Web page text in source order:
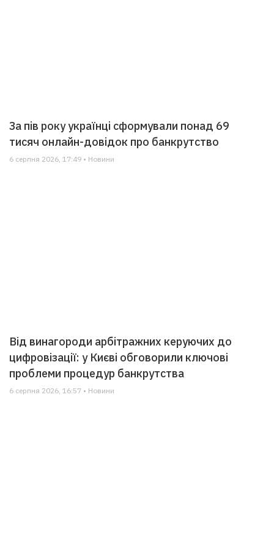
За пів року українці сформували понад 69
тисяч онлайн-довідок про банкрутство
6 серпня 2026, 17:49 • Новини
Від винагороди арбітражних керуючих до
цифровізації: у Києві обговорили ключові
проблеми процедур банкрутства
6 серпня 2026, 16:57 • Новини